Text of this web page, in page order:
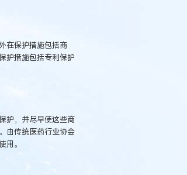
在保护措施包括商
护措施包括专利保护
护，并尽早使这些商
由传统医药行业协会
用。